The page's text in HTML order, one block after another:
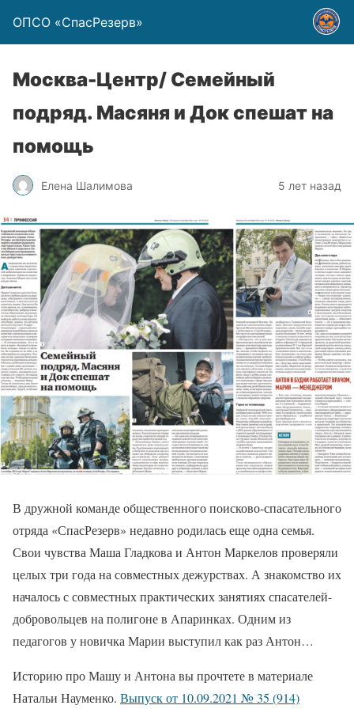
ОПСО «СпасРезерв»
Москва-Центр/ Семейный
подряд. Масяня и Док спешат на
помощь
Елена Шалимова 5 лет назад
В дружной команде общественного поисково-спасательного
отряда «СпасРезерв» недавно родилась еще одна семья.
Свои чувства Маша Гладкова и Антон Маркелов проверяли
целых три года на совместных дежурствах. А знакомство их
началось с совместных практических занятиях спасателей-
добровольцев на полигоне в Апаринках. Одним из
педагогов у новичка Марии выступил как раз Антон…
Историю про Машу и Антона вы прочтете в материале
Натальи Науменко. Выпуск от 10.09.2021 № 35 (914)